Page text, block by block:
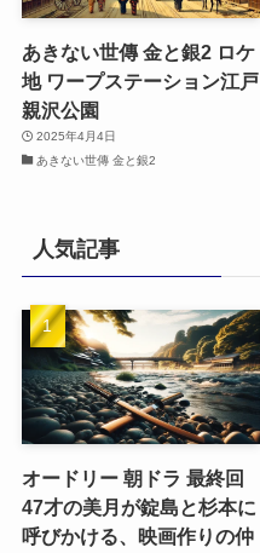
あきない世傳 金と銀2 ロケ
地 ワープステーション江戸
親沢公園
2025年4月4日
あきない世傳 金と銀2
人気記事
オードリー 朝ドラ 最終回
47才の美月が錠島と杉本に
呼びかける、映画作りの仲